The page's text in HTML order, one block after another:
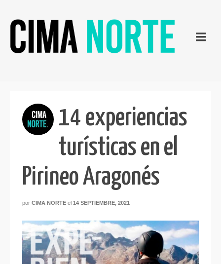
14 experiencias
turísticas en el
Pirineo Aragonés
por CIMA NORTE el 14 SEPTIEMBRE, 2021